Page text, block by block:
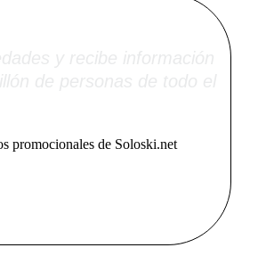
y recibe información
promocionales de Soloski.net